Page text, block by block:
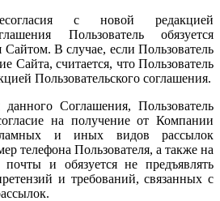
с новой редакцией
Пользователь обязуется
Сайтом. В случае, если Пользователь
Сайта, считается, что Пользователь
Пользовательского соглашения.
Соглашения, Пользователь
на получение от Компании
и иных видов рассылок
телефона Пользователя, а также на
почты и обязуется не предъявлять
и требований, связанных с